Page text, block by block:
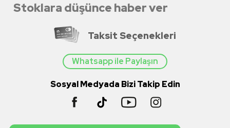
Stoklara düşünce haber ver
Taksit Seçenekleri
Whatsapp ile Paylaşın
Sosyal Medyada Bizi Takip Edin